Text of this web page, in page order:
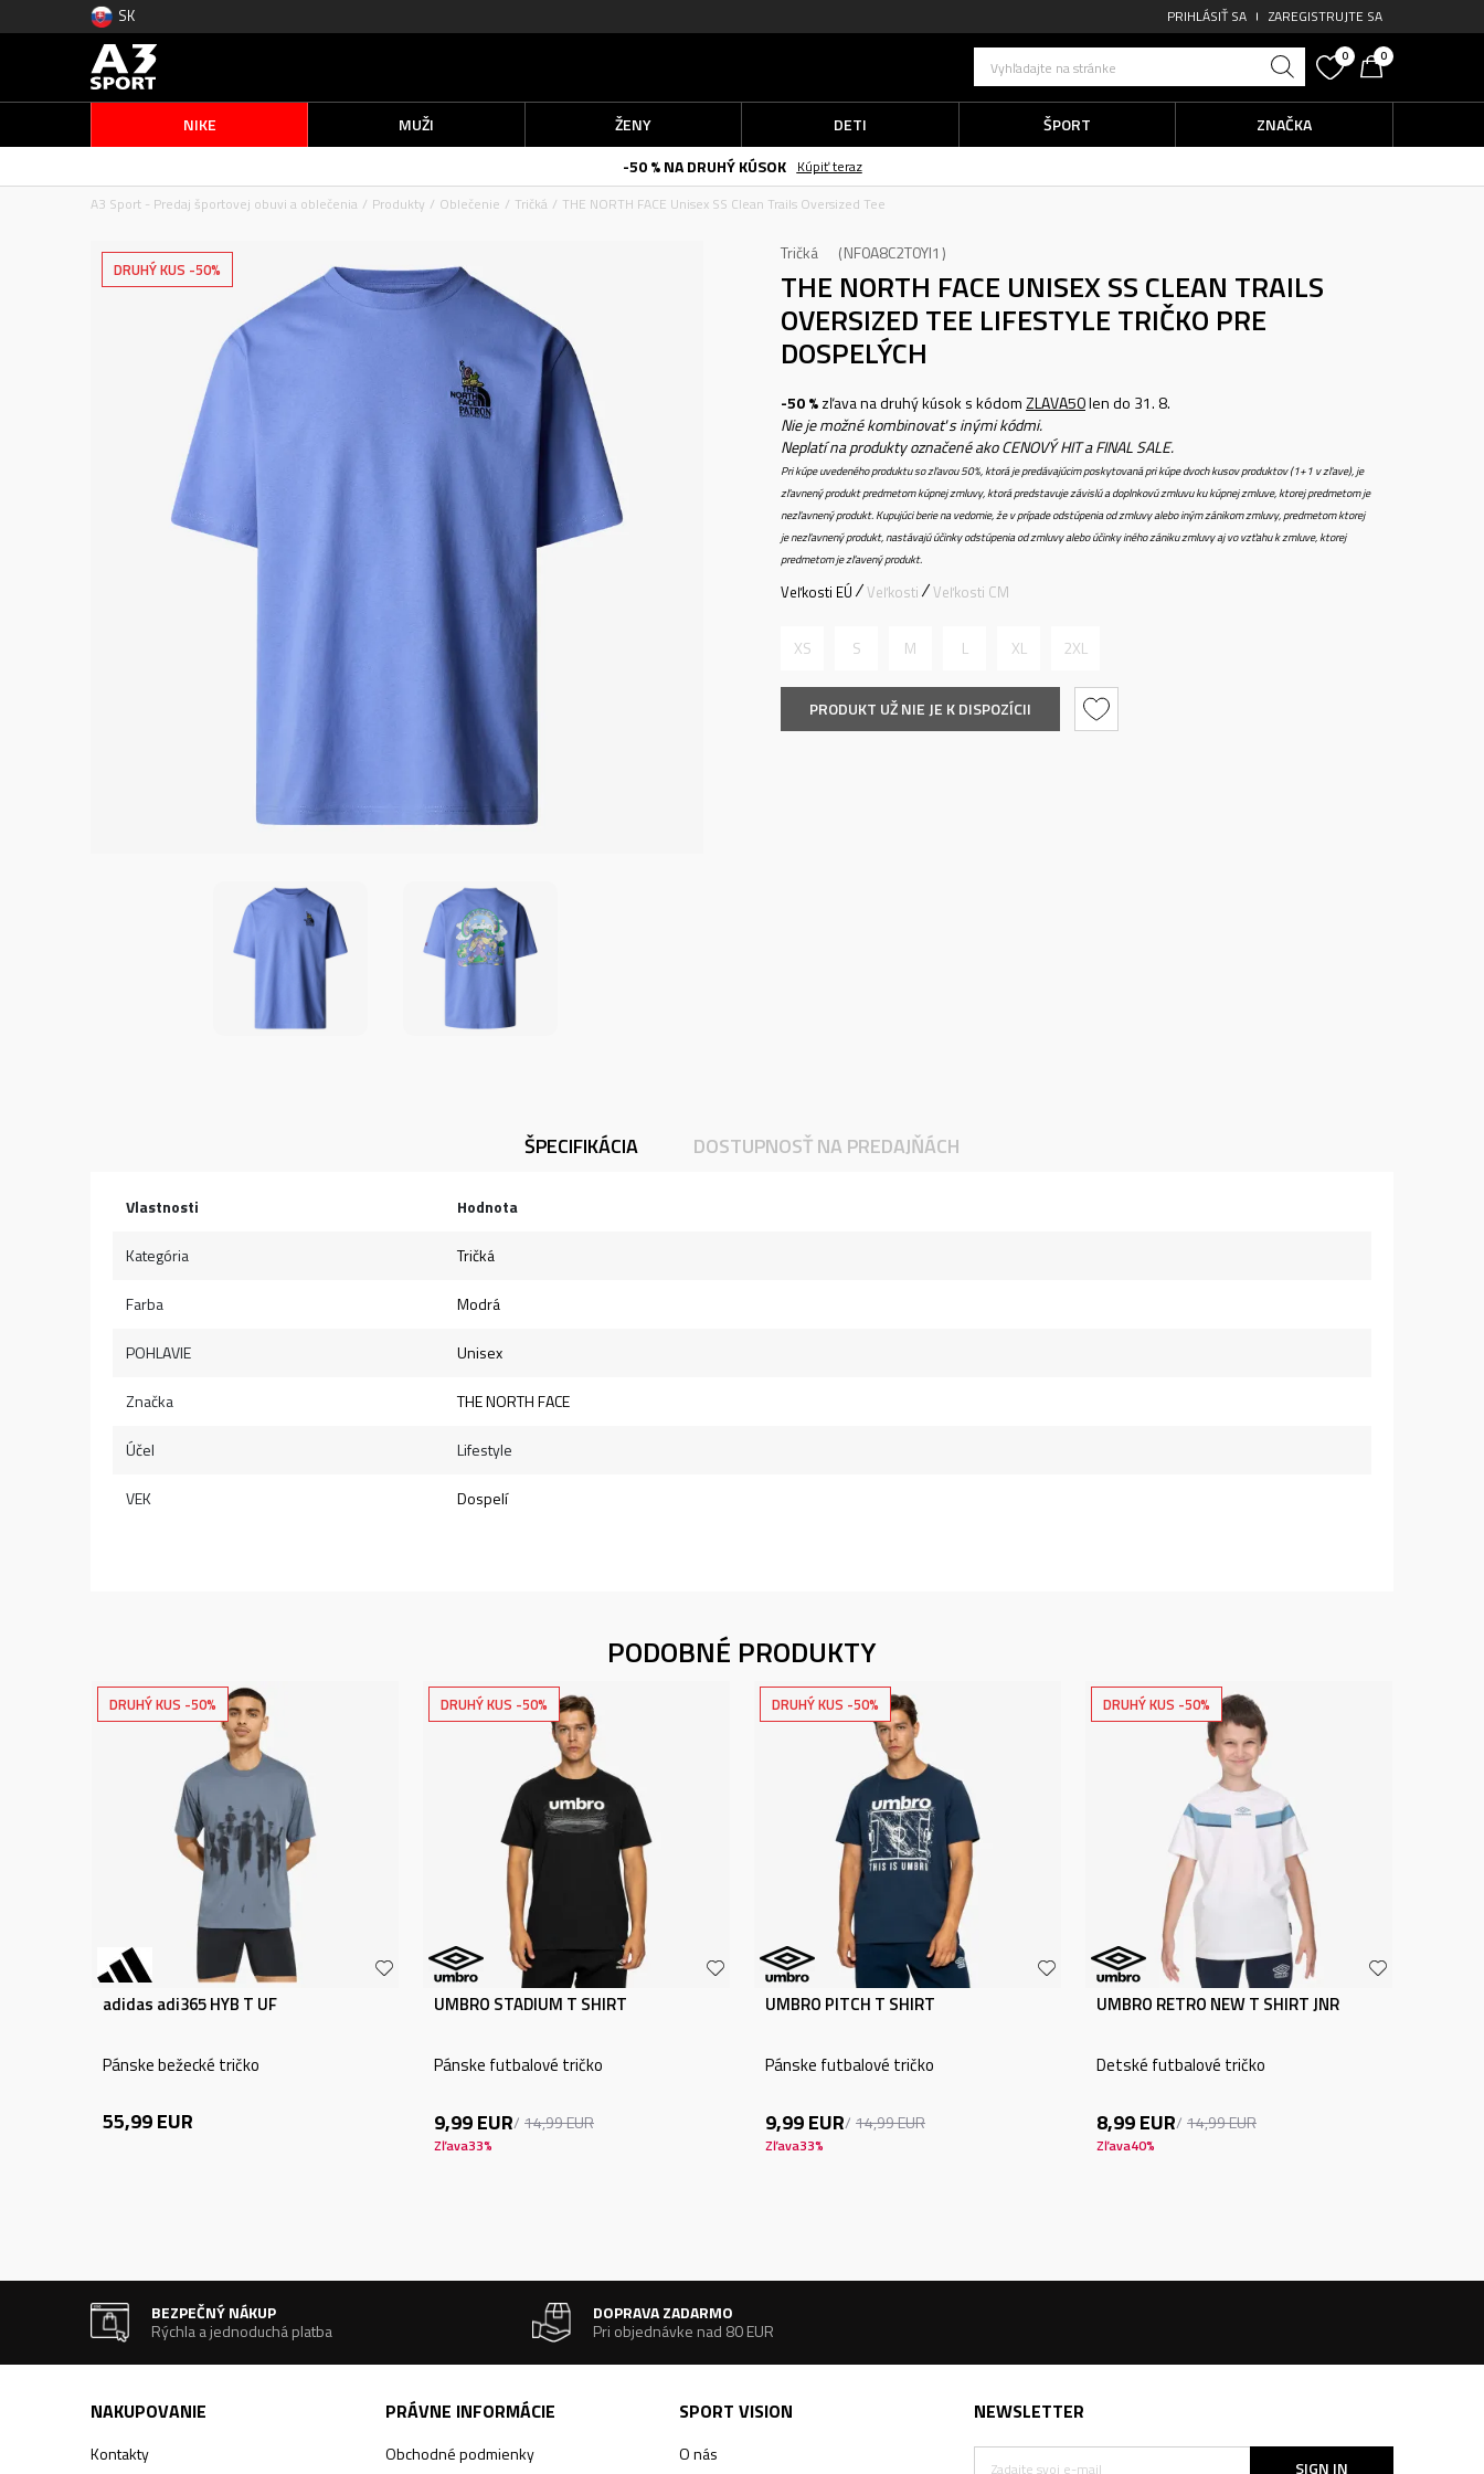
SK PRIHLÁSIŤ SA ZAREGISTRUJTE SA
Vyhľadajte na stránke
0 0
NIKE MUŽI ŽENY DETI ŠPORT
ZNAČKA
-50 % NA DRUHÝ KÚSOK
Kúpiť teraz
A3 Sport - Predaj športovej obuvi a oblečenia
Produkty Oblečenie Tričká THE NORTH FACE Unisex SS Clean Trails Oversized Tee
DRUHÝ KUS -50%
Tričká NF0A8C2T0YI1
THE NORTH FACE UNISEX SS CLEAN TRAILS
OVERSIZED TEE LIFESTYLE TRIČKO PRE
DOSPELÝCH
-50 %zľava na druhý kúsok s kódomZLAVA50len do 31. 8.
Nie je možné kombinovať s inými kódmi.
Neplatí na produkty označené ako CENOVÝ HIT a FINAL SALE.
Pri kúpe uvedeného produktu so zľavou 50%, ktorá je predávajúcim poskytovaná pri kúpe dvoch kusov produktov (1+1 v zľave), je
zľavnený produkt predmetom kúpnej zmluvy, ktorá predstavuje závislú a doplnkovú zmluvu ku kúpnej zmluve, ktorej predmetom je
nezľavnený produkt. Kupujúci berie na vedomie, že v prípade odstúpenia od zmluvy alebo iným zánikom zmluvy, predmetom ktorej
je nezľavnený produkt, nastávajú účinky odstúpenia od zmluvy alebo účinky iného zániku zmluvy aj vo vzťahu k zmluve, ktorej
predmetom je zľavený produkt.
Veľkosti EÚ Veľkosti Veľkosti CM
XS S M L XL 2XL
PRODUKT UŽ NIE JE K DISPOZÍCII
ŠPECIFIKÁCIA DOSTUPNOSŤ NA PREDAJŇÁCH
Vlastnosti Hodnota
Kategória Tričká
Farba Modrá
POHLAVIE Unisex
Značka THE NORTH FACE
Účel Lifestyle
VEK Dospelí
PODOBNÉ PRODUKTY
DRUHÝ KUS -50%
adidas adi365 HYB T UF
Pánske bežecké tričko
55,99EUR
DRUHÝ KUS -50%
UMBRO STADIUM T SHIRT
Pánske futbalové tričko
9,99EUR 14,99EUR
Zľava33%
DRUHÝ KUS -50%
UMBRO PITCH T SHIRT
Pánske futbalové tričko
9,99EUR 14,99EUR
Zľava33%
DRUHÝ KUS -50%
UMBRO RETRO NEW T SHIRT JNR
Detské futbalové tričko
8,99EUR 14,99EUR
Zľava40%
BEZPEČNÝ NÁKUP
Rýchla a jednoduchá platba
DOPRAVA ZADARMO
Pri objednávke nad 80 EUR
NAKUPOVANIE
Kontakty
PRÁVNE INFORMÁCIE
Obchodné podmienky
SPORT VISION
O nás
NEWSLETTER
SIGN IN